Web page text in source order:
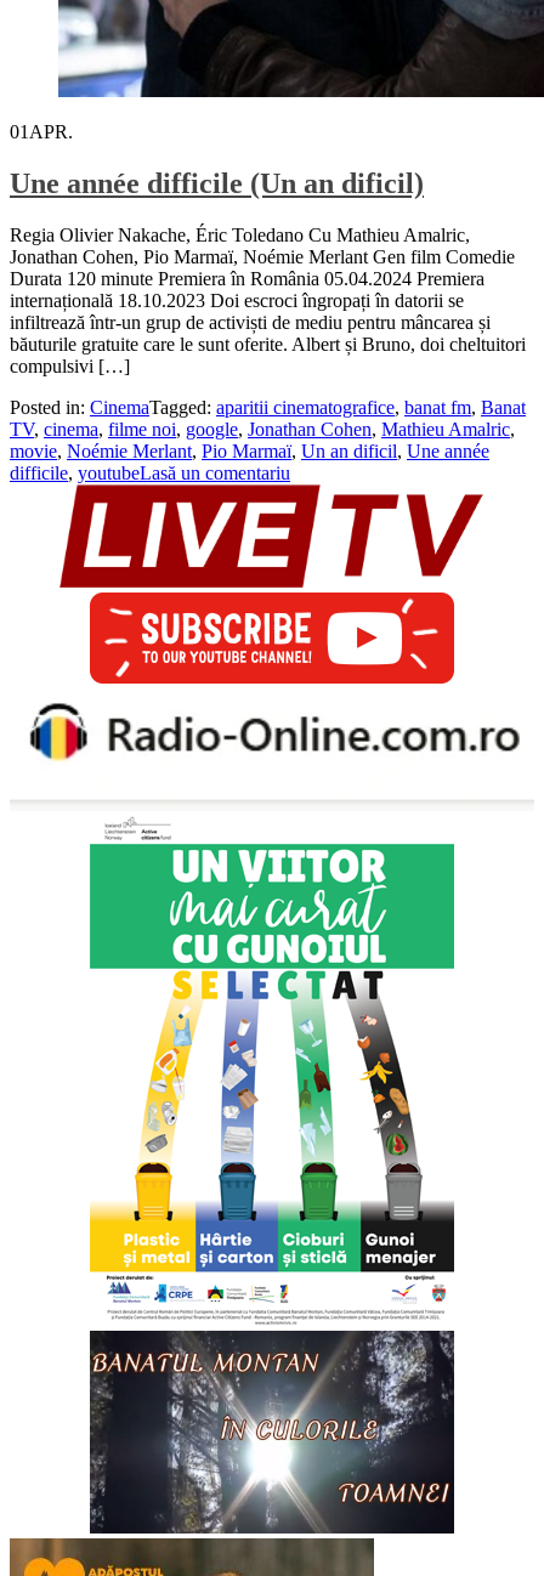
01 APR.
Une année difficile (Un an dificil)
Regia Olivier Nakache, Éric Toledano Cu Mathieu Amalric,
Jonathan Cohen, Pio Marmaï, Noémie Merlant Gen film Comedie
Durata 120 minute Premiera în România 05.04.2024 Premiera
internațională 18.10.2023 Doi escroci îngropați în datorii se
infiltrează într-un grup de activiști de mediu pentru mâncarea și
băuturile gratuite care le sunt oferite. Albert și Bruno, doi cheltuitori
compulsivi […]
Posted in: CinemaTagged: aparitii cinematografice, banat fm, Banat
TV, cinema, filme noi, google, Jonathan Cohen, Mathieu Amalric,
movie, Noémie Merlant, Pio Marmaï, Un an dificil, Une année
difficile, youtubeLasă un comentariu